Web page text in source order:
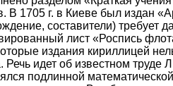
1705 г. в Киеве был издан
составители)
лист «Роспись
издания кириллицей
идет об известном
подлинной